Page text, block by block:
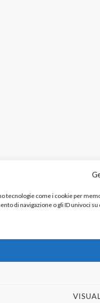
tecnologie come i cookie per
di navigazione o gli ID univoci